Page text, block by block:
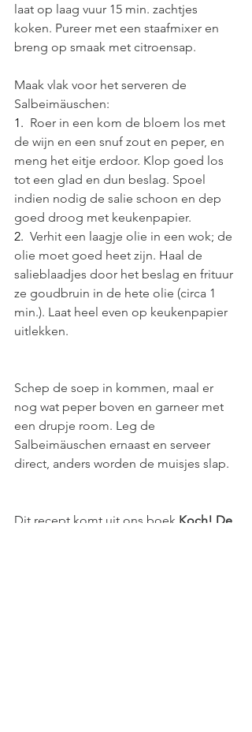
laat op laag vuur 15 min. zachtjes
koken. Pureer met een staafmixer en
breng op smaak met citroensap.
Maak vlak voor het serveren de
Salbeimäuschen:
1. Roer in een kom de bloem los met
de wijn en een snuf zout en peper, en
meng het eitje erdoor. Klop goed los
tot een glad en dun beslag. Spoel
indien nodig de salie schoon en dep
goed droog met keukenpapier.
2. Verhit een laagje olie in een wok; de
olie moet goed heet zijn. Haal de
salieblaadjes door het beslag en frituur
ze goudbruin in de hete olie (circa 1
min.). Laat heel even op keukenpapier
uitlekken.
Schep de soep in kommen, maal er
nog wat peper boven en garneer met
een drupje room. Leg de
Salbeimäuschen ernaast en serveer
direct, anders worden de muisjes slap.
Dit recept komt uit ons boek Koch! De